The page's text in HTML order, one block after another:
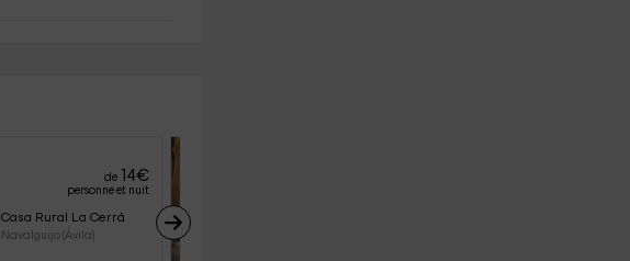
de 14€
personne et nuit
Casa Rural La Cerrá
Navalguijo (Ávila)